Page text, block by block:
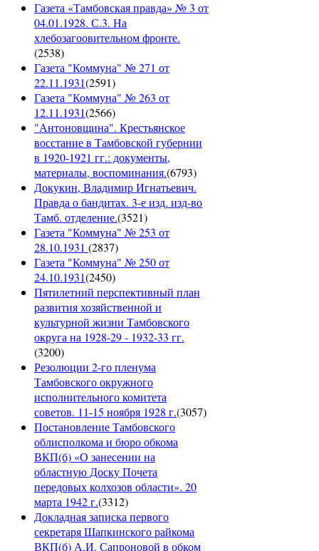
Газета «Тамбовская правда» № 3 от
04.01.1928. С.3. На
хлебозагоовительном фронте.
(2538)
Газета "Коммуна" № 271 от
22.11.1931(2591)
Газета "Коммуна" № 263 от
12.11.1931(2566)
"Антоновщина". Крестьянское
восстание в Тамбовской губернии
в 1920-1921 гг.: документы,
материалы, воспоминания.(6793)
Докукин, Владимир Игнатьевич.
Правда о бандитах. 3-е изд. изд-во
Тамб. отделение.(3521)
Газета "Коммуна" № 253 от
28.10.1931 (2837)
Газета "Коммуна" № 250 от
24.10.1931(2450)
Пятилетний перспективный план
развития хозяйственной и
культурной жизни Тамбовского
округа на 1928-29 - 1932-33 гг.
(3200)
Резолюции 2-го пленума
Тамбовского окружного
исполнительного комитета
советов. 11-15 ноября 1928 г.(3057)
Постановление Тамбовского
облисполкома и бюро обкома
ВКП(б) «О занесении на
областную Доску Почета
передовых колхозов области». 20
марта 1942 г.(3312)
Докладная записка первого
секретаря Шапкинского райкома
ВКП(б) А.И. Сапроновой в обком